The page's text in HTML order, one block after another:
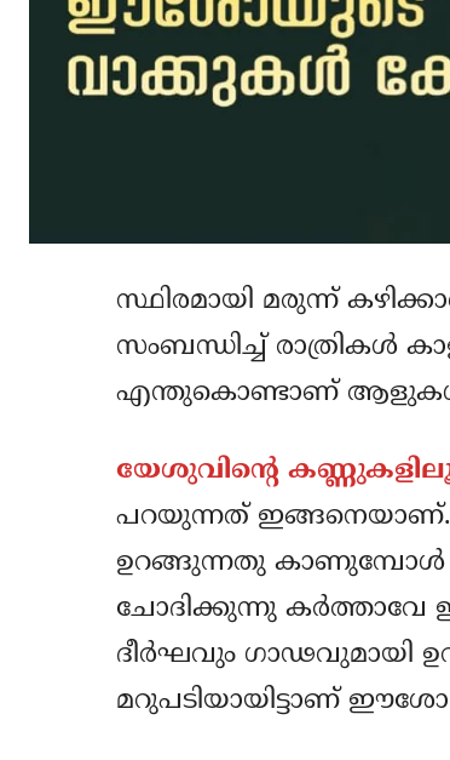
സ്ഥിരമായി മരുന്ന്
സംബന്ധിച്ച് രാത്രികള്‍
എന്തുകൊണ്ടാണ്
യേശുവിന്റെ
പറയുന്നത്
ഉറങ്ങുന്നതു
ചോദിക്കുന്നു കര്‍ത്താവേ
ദീര്‍ഘവും ഗാഢവുമായി
മറുപടിയായിട്ടാണ്